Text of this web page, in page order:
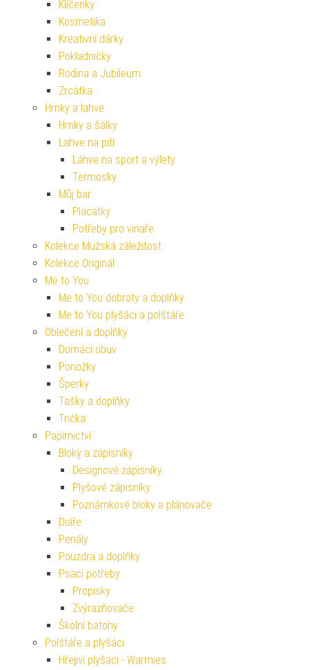
Klíčenky
Kosmetika
Kreativní dárky
Pokladničky
Rodina a Jubileum
Zrcátka
Hrnky a lahve
Hrnky a šálky
Lahve na pití
Láhve na sport a výlety
Termosky
Můj bar
Placatky
Potřeby pro vinaře
Kolekce Mužská záležitost
Kolekce Originál
Me to You
Me to You dobroty a doplňky
Me to You plyšáci a polštáře
Oblečení a doplňky
Domácí obuv
Ponožky
Šperky
Tašky a doplňky
Trička
Papírnictví
Bloky a zápisníky
Designové zápisníky
Plyšové zápisníky
Poznámkové bloky a plánovače
Diáře
Penály
Pouzdra a doplňky
Psací potřeby
Propisky
Zvýrazňovače
Školní batohy
Polštáře a plyšáci
Hřejiví plyšáci - Warmies